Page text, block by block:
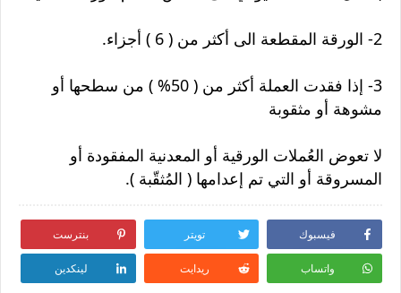
2- الورقة المقطعة الى أكثر من ( 6 ) أجزاء.
3- إذا فقدت العملة أكثر من ( 50% ) من سطحها أو
مشوهة أو مثقوبة
لا تعوض العُملات الورقية أو المعدنية المفقودة أو
المسروقة أو التي تم إعدامها ( المُثقّبة ).
فيسبوك تويتر بنترست
واتساب ريدايت لينكدين